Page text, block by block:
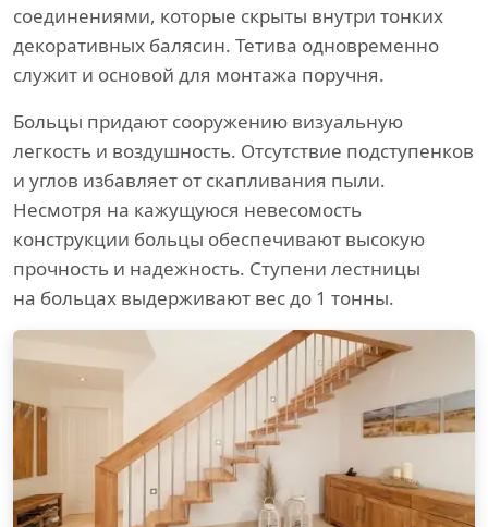
соединениями, которые скрыты внутри тонких
декоративных балясин. Тетива одновременно
служит и основой для монтажа поручня.
Больцы придают сооружению визуальную
легкость и воздушность. Отсутствие подступенков
и углов избавляет от скапливания пыли.
Несмотря на кажущуюся невесомость
конструкции больцы обеспечивают высокую
прочность и надежность. Ступени лестницы
на больцах выдерживают вес до 1 тонны.